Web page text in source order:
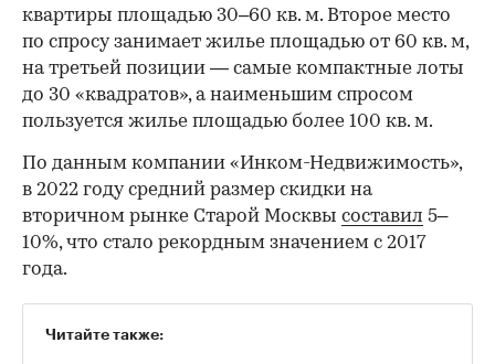
квартиры площадью 30–60 кв. м. Второе место
по спросу занимает жилье площадью от 60 кв. м,
на третьей позиции — самые компактные лоты
до 30 «квадратов», а наименьшим спросом
пользуется жилье площадью более 100 кв. м.
По данным компании «Инком-Недвижимость»,
в 2022 году средний размер скидки на
вторичном рынке Старой Москвы составил 5–
10%, что стало рекордным значением с 2017
года.
Читайте также: